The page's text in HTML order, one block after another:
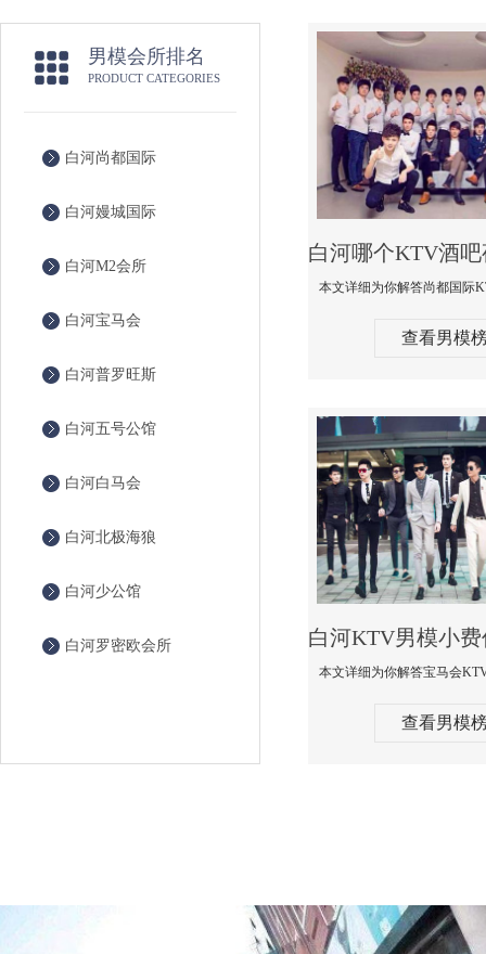
男模会所排名
PRODUCT CATEGORIES
白河尚都国际
白河嫚城国际
白河M2会所
白河宝马会
白河普罗旺斯
白河五号公馆
白河白马会
白河北极海狼
白河少公馆
白河罗密欧会所
查看男模
查看男模